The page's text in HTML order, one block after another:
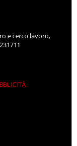
e cerco lavoro,